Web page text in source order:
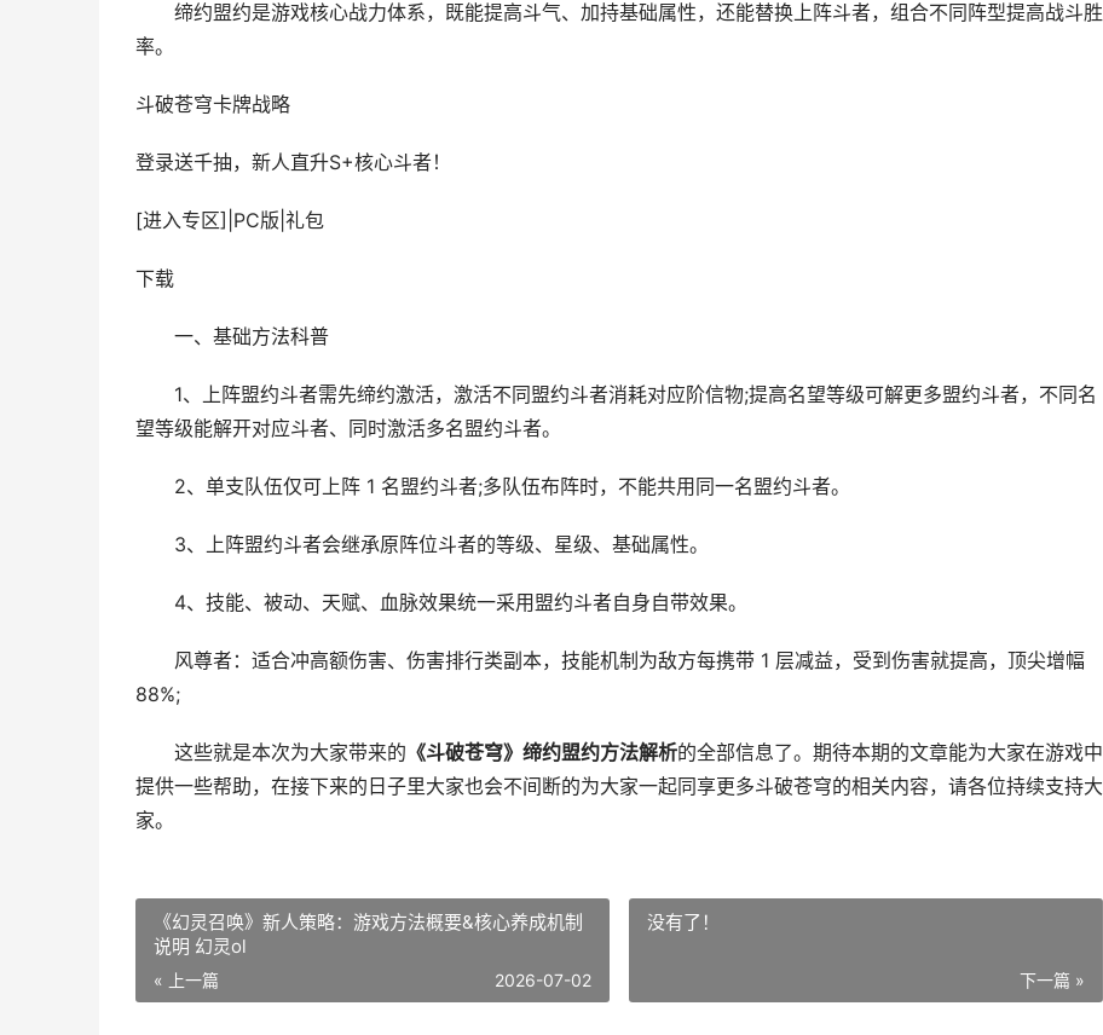
缔约盟约是游戏核心战力体系，既能提高斗气、加持基础属性，还能替换上阵斗者，组合不同阵型提高战斗胜
率。
斗破苍穹卡牌战略
登录送千抽，新人直升S+核心斗者！
[进入专区] PC版 礼包
下载
一、基础方法科普
1、上阵盟约斗者需先缔约激活，激活不同盟约斗者消耗对应阶信物;提高名望等级可解更多盟约斗者，不同名
望等级能解开对应斗者、同时激活多名盟约斗者。
2、单支队伍仅可上阵 1 名盟约斗者;多队伍布阵时，不能共用同一名盟约斗者。
3、上阵盟约斗者会继承原阵位斗者的等级、星级、基础属性。
4、技能、被动、天赋、血脉效果统一采用盟约斗者自身自带效果。
风尊者：适合冲高额伤害、伤害排行类副本，技能机制为敌方每携带 1 层减益，受到伤害就提高，顶尖增幅
88%;
这些就是本次为大家带来的 《斗破苍穹》缔约盟约方法解析的全部信息了。期待本期的文章能为大家在游戏中
提供一些帮助，在接下来的日子里大家也会不间断的为大家一起同享更多斗破苍穹的相关内容，请各位持续支持大
家。
《幻灵召唤》新人策略：游戏方法概要&核心养成机制
说明 幻灵ol
« 上一篇 2026-07-02
没有了！
下一篇 »